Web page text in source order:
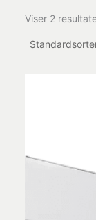
Viser 2